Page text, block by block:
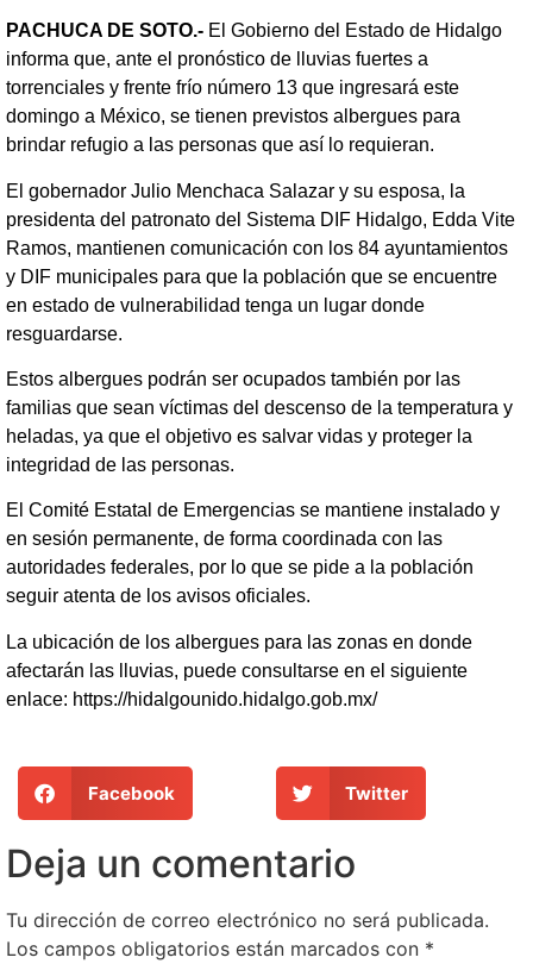
PACHUCA DE SOTO.- El Gobierno del Estado de Hidalgo
informa que, ante el pronóstico de lluvias fuertes a
torrenciales y frente frío número 13 que ingresará este
domingo a México, se tienen previstos albergues para
brindar refugio a las personas que así lo requieran.
El gobernador Julio Menchaca Salazar y su esposa, la
presidenta del patronato del Sistema DIF Hidalgo, Edda Vite
Ramos, mantienen comunicación con los 84 ayuntamientos
y DIF municipales para que la población que se encuentre
en estado de vulnerabilidad tenga un lugar donde
resguardarse.
Estos albergues podrán ser ocupados también por las
familias que sean víctimas del descenso de la temperatura y
heladas, ya que el objetivo es salvar vidas y proteger la
integridad de las personas.
El Comité Estatal de Emergencias se mantiene instalado y
en sesión permanente, de forma coordinada con las
autoridades federales, por lo que se pide a la población
seguir atenta de los avisos oficiales.
La ubicación de los albergues para las zonas en donde
afectarán las lluvias, puede consultarse en el siguiente
enlace: https://hidalgounido.hidalgo.gob.mx/
Facebook Twitter
Deja un comentario
Tu dirección de correo electrónico no será publicada.
Los campos obligatorios están marcados con *